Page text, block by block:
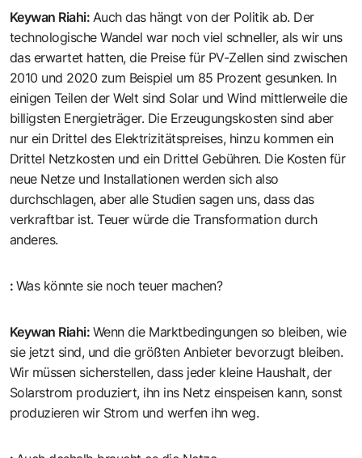
Keywan Riahi: Auch das hängt von der Politik ab. Der
technologische Wandel war noch viel schneller, als wir uns
das erwartet hatten, die Preise für PV-Zellen sind zwischen
2010 und 2020 zum Beispiel um 85 Prozent gesunken. In
einigen Teilen der Welt sind Solar und Wind mittlerweile die
billigsten Energieträger. Die Erzeugungskosten sind aber
nur ein Drittel des Elektrizitätspreises, hinzu kommen ein
Drittel Netzkosten und ein Drittel Gebühren. Die Kosten für
neue Netze und Installationen werden sich also
durchschlagen, aber alle Studien sagen uns, dass das
verkraftbar ist. Teuer würde die Transformation durch
anderes.
: Was könnte sie noch teuer machen?
Keywan Riahi: Wenn die Marktbedingungen so bleiben, wie
sie jetzt sind, und die größten Anbieter bevorzugt bleiben.
Wir müssen sicherstellen, dass jeder kleine Haushalt, der
Solarstrom produziert, ihn ins Netz einspeisen kann, sonst
produzieren wir Strom und werfen ihn weg.